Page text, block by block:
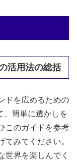
活用法の総括
ドを広めるための
、簡単に透かしを
このガイドを参考
みてください。
世界を楽しんでく